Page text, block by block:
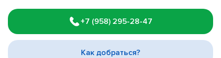
1
of
3
+7 (958) 295-28-47
Как добраться?